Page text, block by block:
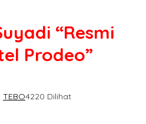
“Resmi
Prodeo”
TEBO4220 Dilihat